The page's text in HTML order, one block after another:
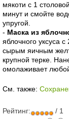
мякоти с 1
минут и смойте
упругой.
- Маска из
яблочного уксуса
сырым яичным
крупной терке.
омолаживает
См. также:
Рейтинг:
/ 1